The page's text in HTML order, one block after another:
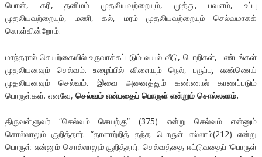
பொன், கரி, தனிமம் முதலியவற்றையும், முத்து, பவளம், உப்பு
முதலியவற்றையும், மணி, கல், மரம் முதலியவற்றையும் செல்வமாகக்
கொள்கின்றோம்.
மாந்தரால் செயற்கையில் உருவாக்கப்படும் வயல் வீடு, பொறிகள், பண்டங்கள்
முதலியனவும் செல்வம். உழைப்பில் விளையும் நெல், பருப்பு, எண்ணெய்
முதலியனவும் செல்வம். இவை அனைத்தும் கண்ணால் காணப்படும்
பொருள்கள். எனவே, செல்வம் என்பதைப் பொருள் என்றும் சொல்லலாம்.
திருவள்ளுவர் “செல்வம் செயற்கு” (375) என்று செல்வம் என்னும்
சொல்லாலும் குறித்தார். “தாளாற்றித் தந்த பொருள் எல்லாம்(212) என்று
பொருள் என்னும் சொல்லாலும் குறித்தார். செல்வத்தை ஈட்டுவதைப் ‘பொருள்